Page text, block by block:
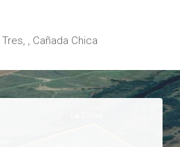
, Cañada Chica